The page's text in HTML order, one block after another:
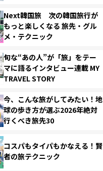
Next韓国旅 次の韓国旅行が
もっと楽しくなる 旅先・グル
メ・テクニック
旬な“あの人”が「旅」をテー
マに語るインタビュー連載 MY
TRAVEL STORY
今、こんな旅がしてみたい！地
球の歩き方が選ぶ2026年絶対
行くべき旅先30
コスパもタイパもかなえる！賢
者の旅テクニック